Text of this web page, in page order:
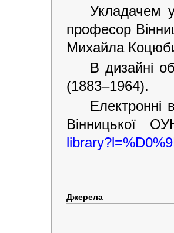
Укладачем
професор
Михайла
В дизайні
(1883–1964).
Електронні
Вінницької
Джерела